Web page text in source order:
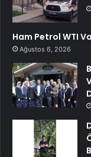
Ham Petrol WTI
Ağustos 6, 2026